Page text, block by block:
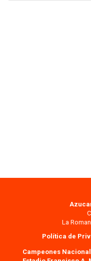
La
Política de
Campeones